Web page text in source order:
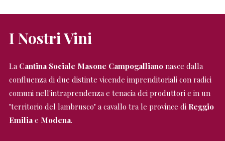
I Nostri Vini
La Cantina Sociale Masone Campogallianonasce dalla
confluenza di due distinte vicende imprenditoriali con radici
comuni nell'intraprendenza e tenacia dei produttori e in un
"territorio del lambrusco" a cavallo tra le province di Reggio
Emiliae Modena.